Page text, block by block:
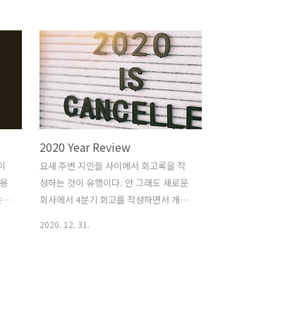
무슨 일이 있었는지 상세히 기억이 나지
는 않는다. 그저 회사에서 열심히 일을 했
고, 피아노를 치러 다녔고, 개인적으로 공
부도 좀 한 게 전부인 것처럼 느껴진다. 근
데 피아노를 제외하고 나면 회사 일 하는
것과 공부하는 것은 패시브이기 때문에...
Studies 따로 기록을 남긴 것은 아니지만
일단 무엇을 했는지 궁금하면 얼추
Github 커밋 내역을 보면 히스토리가 나
온다. Kubernetes 책으로 Kubernetes
에 대해서 열심히 공부하고 있다. 4~5월..
데
2020 Year Review
요새 주변 지인들 사이에서 회고록을 작
성하는 것이 유행이다. 안 그래도 새로운
회사에서 4분기 회고를 작성하면서 개인
2020. 12. 31.